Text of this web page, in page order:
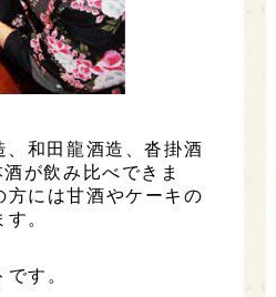
和田龍酒造、沓掛酒
が飲み比べできま
には甘酒やケーキの
。
す。